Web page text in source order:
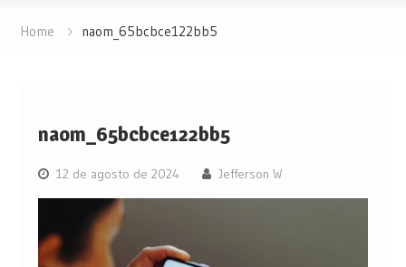
Home naom_65bcbce122bb5
naom_65bcbce122bb5
12 de agosto de 2024 Jefferson W